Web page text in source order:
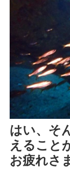
はい、そ
えること
お疲れさ